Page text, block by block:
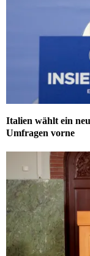
Italien wählt ein
Umfragen vorne